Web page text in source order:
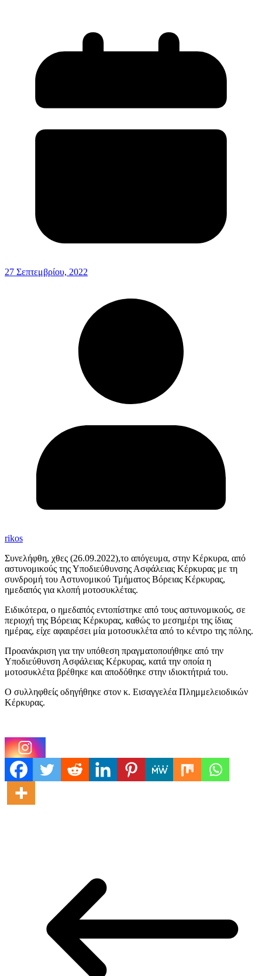
27 Σεπτεμβρίου, 2022
rikos
Συνελήφθη, χθες (26.09.2022),το απόγευμα, στην Κέρκυρα, από
αστυνομικούς της Υποδιεύθυνσης Ασφάλειας Κέρκυρας με τη
συνδρομή του Αστυνομικού Τμήματος Βόρειας Κέρκυρας,
ημεδαπός για κλοπή μοτοσυκλέτας.
Ειδικότερα, ο ημεδαπός εντοπίστηκε από τους αστυνομικούς, σε
περιοχή της Βόρειας Κέρκυρας, καθώς το μεσημέρι της ίδιας
ημέρας, είχε αφαιρέσει μία μοτοσυκλέτα από το κέντρο της πόλης.
Προανάκριση για την υπόθεση πραγματοποιήθηκε από την
Υποδιεύθυνση Ασφάλειας Κέρκυρας, κατά την οποία η
μοτοσυκλέτα βρέθηκε και αποδόθηκε στην ιδιοκτήτριά του.
Ο συλληφθείς οδηγήθηκε στον κ. Εισαγγελέα Πλημμελειοδικών
Κέρκυρας.